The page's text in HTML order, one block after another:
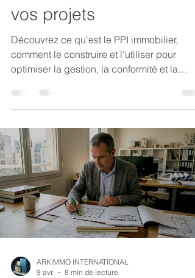
vos projets
Découvrez ce qu'est le PPI immobilier,
comment le construire et l'utiliser pour
optimiser la gestion, la conformité et la
d'entreprise.
ARKIMMO INTERNATIONAL
9 avr.
8 min de lecture